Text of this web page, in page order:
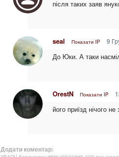
після таких заяв
seal Показати IP 9
До Юки. А таки
OrestN Показати IP
його приїзд нічого
Додати коментар: